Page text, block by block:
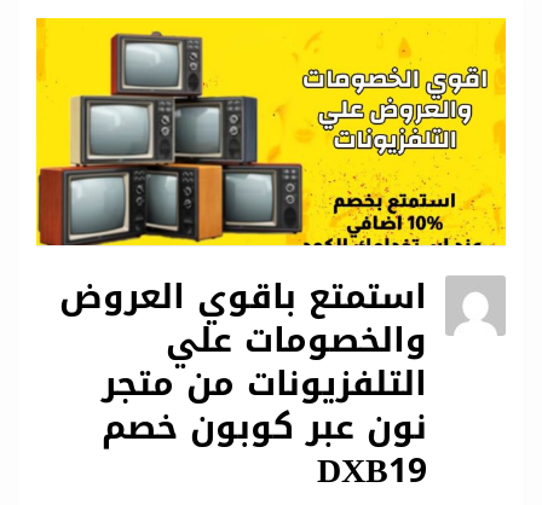
استمتع باقوي العروض
والخصومات علي
التلفزيونات من متجر
نون عبر كوبون خصم
DXB19